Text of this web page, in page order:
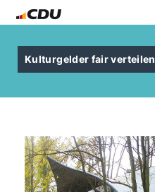
Kulturgelder fair verteilen